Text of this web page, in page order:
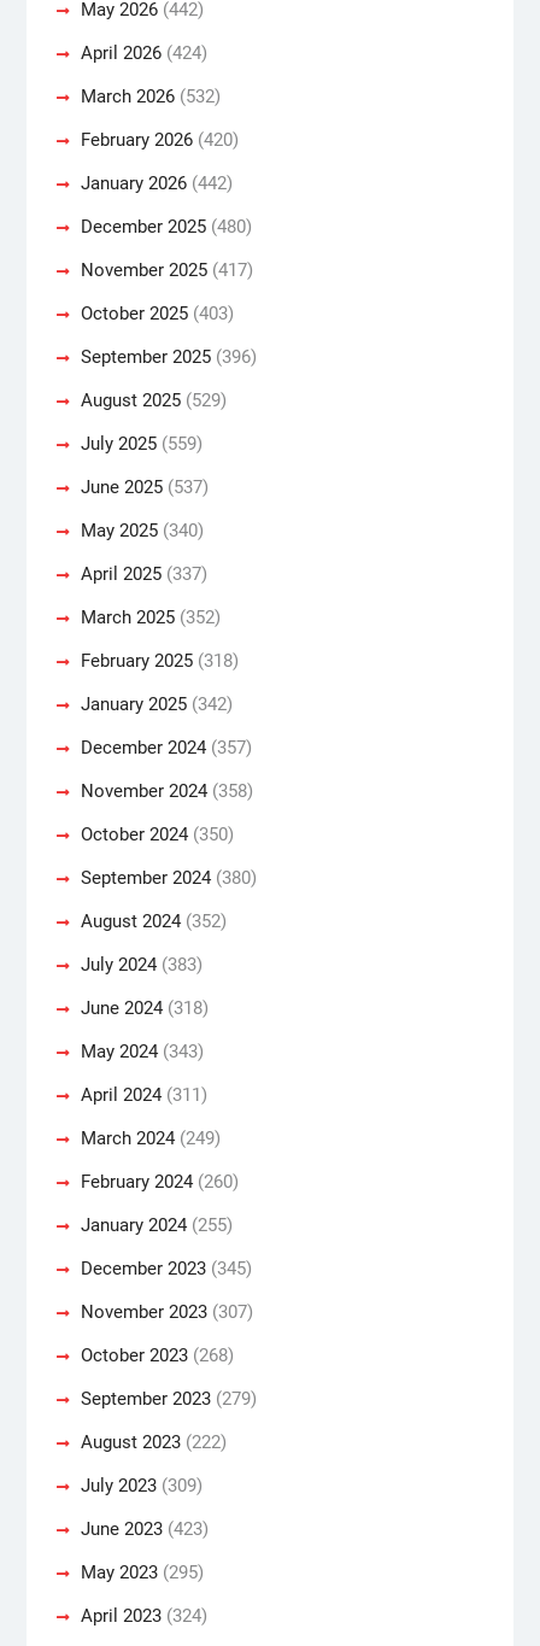
May 2026(442)
April 2026(424)
March 2026(532)
February 2026(420)
January 2026(442)
December 2025(480)
November 2025(417)
October 2025(403)
September 2025(396)
August 2025(529)
July 2025(559)
June 2025(537)
May 2025(340)
April 2025(337)
March 2025(352)
February 2025(318)
January 2025(342)
December 2024(357)
November 2024(358)
October 2024(350)
September 2024(380)
August 2024(352)
July 2024(383)
June 2024(318)
May 2024(343)
April 2024(311)
March 2024(249)
February 2024(260)
January 2024(255)
December 2023(345)
November 2023(307)
October 2023(268)
September 2023(279)
August 2023(222)
July 2023(309)
June 2023(423)
May 2023(295)
April 2023(324)